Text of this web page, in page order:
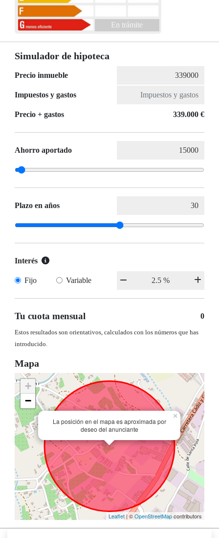
En trámite
Simulador de hipoteca
Precio inmueble
Impuestos y gastos
Precio + gastos 339.000 €
Ahorro aportado
Plazo en años
Interés
Fijo Variable
Tu cuota mensual 0
Estos resultados son orientativos, calculados con los números que has
introducido.
Mapa
La posición en el mapa es aproximada por
deseo del anunciante
×
+
−
Leaflet| ©OpenStreetMapcontributors